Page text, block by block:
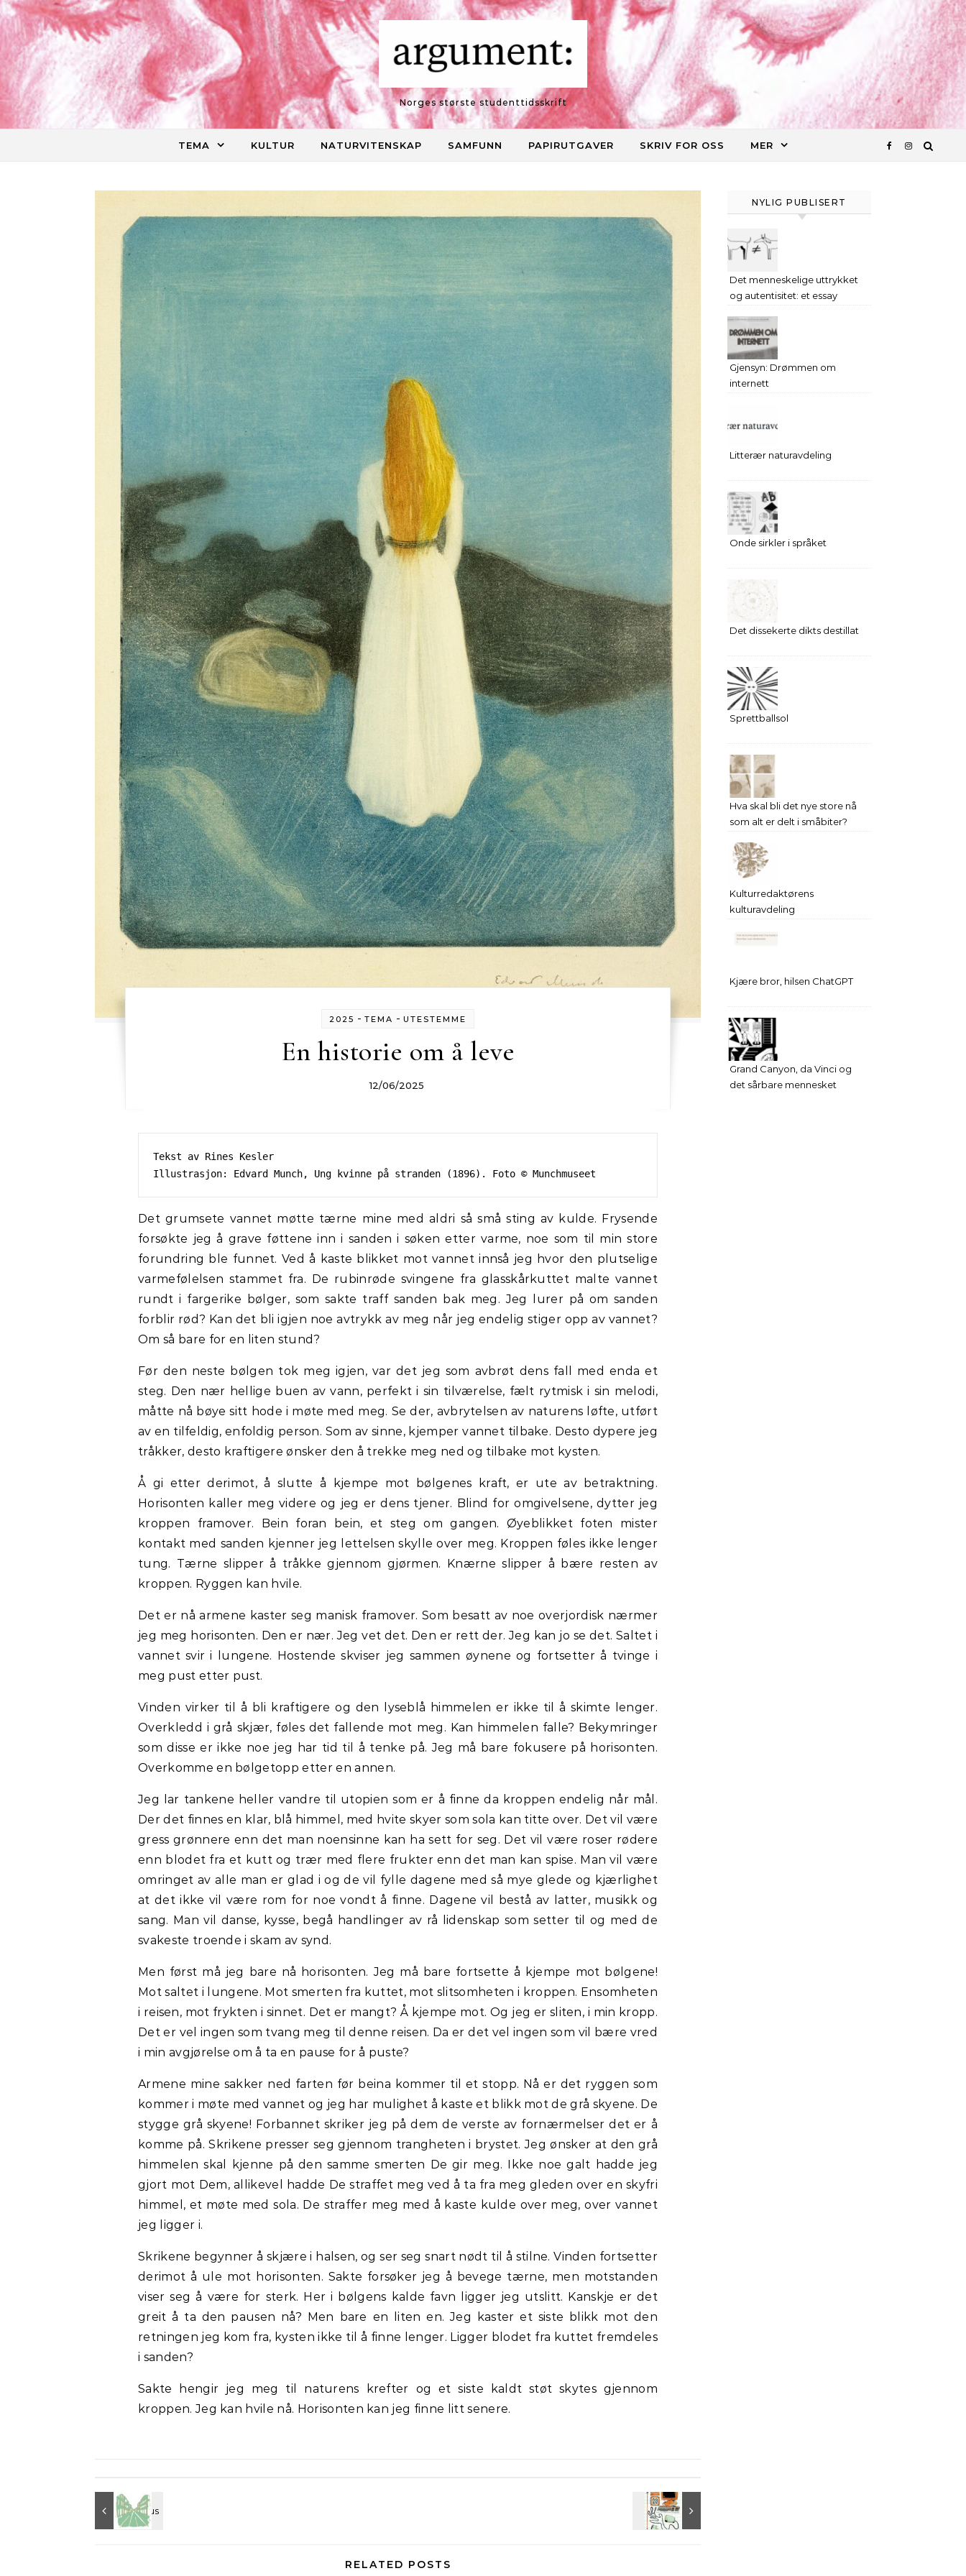
Skip to content
Norges største studenttidsskrift
TEMA KULTUR NATURVITENSKAP SAMFUNN PAPIRUTGAVER SKRIV FOR OSS MER
2025 - TEMA - UTESTEMME
En historie om å leve
12/06/2025
Tekst av Rines Kesler
Illustrasjon: Edvard Munch, Ung kvinne på stranden (1896). Foto © Munchmuseet
Det grumsete vannet møtte tærne mine med aldri så små sting av kulde. Frysende
forsøkte jeg å grave føttene inn i sanden i søken etter varme, noe som til min store
forundring ble funnet. Ved å kaste blikket mot vannet innså jeg hvor den plutselige
varmefølelsen stammet fra. De rubinrøde svingene fra glasskårkuttet malte vannet
rundt i fargerike bølger, som sakte traff sanden bak meg. Jeg lurer på om sanden
forblir rød? Kan det bli igjen noe avtrykk av meg når jeg endelig stiger opp av vannet?
Om så bare for en liten stund?
Før den neste bølgen tok meg igjen, var det jeg som avbrøt dens fall med enda et
steg. Den nær hellige buen av vann, perfekt i sin tilværelse, fælt rytmisk i sin melodi,
måtte nå bøye sitt hode i møte med meg. Se der, avbrytelsen av naturens løfte, utført
av en tilfeldig, enfoldig person. Som av sinne, kjemper vannet tilbake. Desto dypere jeg
tråkker, desto kraftigere ønsker den å trekke meg ned og tilbake mot kysten.
Å gi etter derimot, å slutte å kjempe mot bølgenes kraft, er ute av betraktning.
Horisonten kaller meg videre og jeg er dens tjener. Blind for omgivelsene, dytter jeg
kroppen framover. Bein foran bein, et steg om gangen. Øyeblikket foten mister
kontakt med sanden kjenner jeg lettelsen skylle over meg. Kroppen føles ikke lenger
tung. Tærne slipper å tråkke gjennom gjørmen. Knærne slipper å bære resten av
kroppen. Ryggen kan hvile.
Det er nå armene kaster seg manisk framover. Som besatt av noe overjordisk nærmer
jeg meg horisonten. Den er nær. Jeg vet det. Den er rett der. Jeg kan jo se det. Saltet i
vannet svir i lungene. Hostende skviser jeg sammen øynene og fortsetter å tvinge i
meg pust etter pust.
Vinden virker til å bli kraftigere og den lyseblå himmelen er ikke til å skimte lenger.
Overkledd i grå skjær, føles det fallende mot meg. Kan himmelen falle? Bekymringer
som disse er ikke noe jeg har tid til å tenke på. Jeg må bare fokusere på horisonten.
Overkomme en bølgetopp etter en annen.
Jeg lar tankene heller vandre til utopien som er å finne da kroppen endelig når mål.
Der det finnes en klar, blå himmel, med hvite skyer som sola kan titte over. Det vil være
gress grønnere enn det man noensinne kan ha sett for seg. Det vil være roser rødere
enn blodet fra et kutt og trær med flere frukter enn det man kan spise. Man vil være
omringet av alle man er glad i og de vil fylle dagene med så mye glede og kjærlighet
at det ikke vil være rom for noe vondt å finne. Dagene vil bestå av latter, musikk og
sang. Man vil danse, kysse, begå handlinger av rå lidenskap som setter til og med de
svakeste troende i skam av synd.
Men først må jeg bare nå horisonten. Jeg må bare fortsette å kjempe mot bølgene!
Mot saltet i lungene. Mot smerten fra kuttet, mot slitsomheten i kroppen. Ensomheten
i reisen, mot frykten i sinnet. Det er mangt? Å kjempe mot. Og jeg er sliten, i min kropp.
Det er vel ingen som tvang meg til denne reisen. Da er det vel ingen som vil bære vred
i min avgjørelse om å ta en pause for å puste?
Armene mine sakker ned farten før beina kommer til et stopp. Nå er det ryggen som
kommer i møte med vannet og jeg har mulighet å kaste et blikk mot de grå skyene. De
stygge grå skyene! Forbannet skriker jeg på dem de verste av fornærmelser det er å
komme på. Skrikene presser seg gjennom trangheten i brystet. Jeg ønsker at den grå
himmelen skal kjenne på den samme smerten De gir meg. Ikke noe galt hadde jeg
gjort mot Dem, allikevel hadde De straffet meg ved å ta fra meg gleden over en skyfri
himmel, et møte med sola. De straffer meg med å kaste kulde over meg, over vannet
jeg ligger i.
Skrikene begynner å skjære i halsen, og ser seg snart nødt til å stilne. Vinden fortsetter
derimot å ule mot horisonten. Sakte forsøker jeg å bevege tærne, men motstanden
viser seg å være for sterk. Her i bølgens kalde favn ligger jeg utslitt. Kanskje er det
greit å ta den pausen nå? Men bare en liten en. Jeg kaster et siste blikk mot den
retningen jeg kom fra, kysten ikke til å finne lenger. Ligger blodet fra kuttet fremdeles
i sanden?
Sakte hengir jeg meg til naturens krefter og et siste kaldt støt skytes gjennom
kroppen. Jeg kan hvile nå. Horisonten kan jeg finne litt senere.
RELATED POSTS
NYLIG PUBLISERT
Det menneskelige uttrykket
og autentisitet: et essay
Gjensyn: Drømmen om
internett
Litterær naturavdeling
Onde sirkler i språket
Det dissekerte dikts destillat
Sprettballsol
Hva skal bli det nye store nå
som alt er delt i småbiter?
Kulturredaktørens
kulturavdeling
Kjære bror, hilsen ChatGPT
Grand Canyon, da Vinci og
det sårbare mennesket